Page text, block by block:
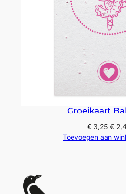
Groeikaart
€3,25 €
Toevoegen aan